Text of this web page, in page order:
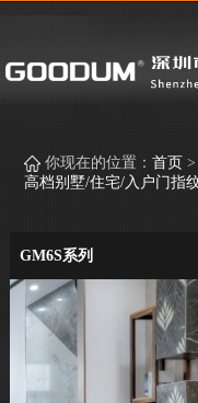
你现在的位置：首页 >
高档别墅/住宅/入户门指
GM6S系列